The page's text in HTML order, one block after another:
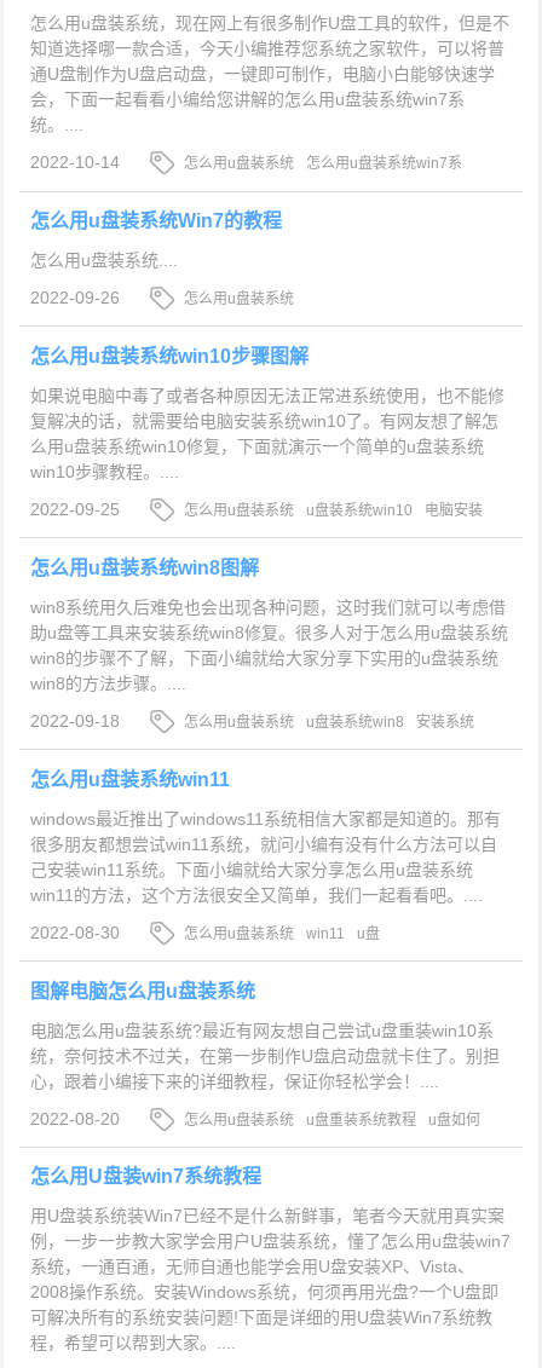
怎么用u盘装系统，现在网上有很多制作U盘工具的软件，但是不
知道选择哪一款合适，今天小编推荐您系统之家软件，可以将普
通U盘制作为U盘启动盘，一键即可制作，电脑小白能够快速学
会，下面一起看看小编给您讲解的怎么用u盘装系统win7系
统。....
2022-10-14
怎么用u盘装系统
怎么用u盘装系统win7系
统
新手怎么用u盘装系统
怎么用u盘装系统Win7的教程
怎么用u盘装系统....
2022-09-26
怎么用u盘装系统
怎么用u盘装系统win10步骤图解
如果说电脑中毒了或者各种原因无法正常进系统使用，也不能修
复解决的话，就需要给电脑安装系统win10了。有网友想了解怎
么用u盘装系统win10修复，下面就演示一个简单的u盘装系统
win10步骤教程。....
2022-09-25
怎么用u盘装系统 u盘装系统win10
电脑安装
系统win10
怎么用u盘装系统win8图解
win8系统用久后难免也会出现各种问题，这时我们就可以考虑借
助u盘等工具来安装系统win8修复。很多人对于怎么用u盘装系统
win8的步骤不了解，下面小编就给大家分享下实用的u盘装系统
win8的方法步骤。....
2022-09-18
怎么用u盘装系统 u盘装系统win8
安装系统
win8
怎么用u盘装系统win11
windows最近推出了windows11系统相信大家都是知道的。那有
很多朋友都想尝试win11系统，就问小编有没有什么方法可以自
己安装win11系统。下面小编就给大家分享怎么用u盘装系统
win11的方法，这个方法很安全又简单，我们一起看看吧。....
2022-08-30
怎么用u盘装系统 win11 u盘
图解电脑怎么用u盘装系统
电脑怎么用u盘装系统?最近有网友想自己尝试u盘重装win10系
统，奈何技术不过关，在第一步制作U盘启动盘就卡住了。别担
心，跟着小编接下来的详细教程，保证你轻松学会！....
2022-08-20
怎么用u盘装系统 u盘重装系统教程
u盘如何
重装系统
怎么用U盘装win7系统教程
用U盘装系统装Win7已经不是什么新鲜事，笔者今天就用真实案
例，一步一步教大家学会用户U盘装系统，懂了怎么用u盘装win7
系统，一通百通，无师自通也能学会用U盘安装XP、Vista、
2008操作系统。安装Windows系统，何须再用光盘?一个U盘即
可解决所有的系统安装问题!下面是详细的用U盘装Win7系统教
程，希望可以帮到大家。....